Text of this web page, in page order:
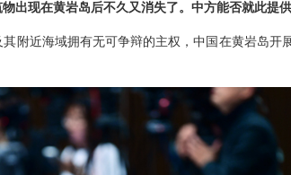
出现在黄岩岛后不久又消失了。中方能否就此提
附近海域拥有无可争辩的主权，中国在黄岩岛开